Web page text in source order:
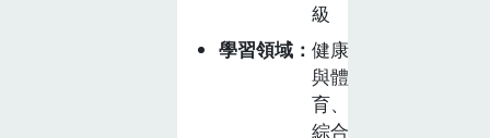
南」及「食在
地、食當季,食
原形」的概念為
我愛你:學習當
個蛋老闆1.烹調
雞蛋料理，以及
製作各種雞蛋加
級
學習領域
健康
與體
育、
綜合